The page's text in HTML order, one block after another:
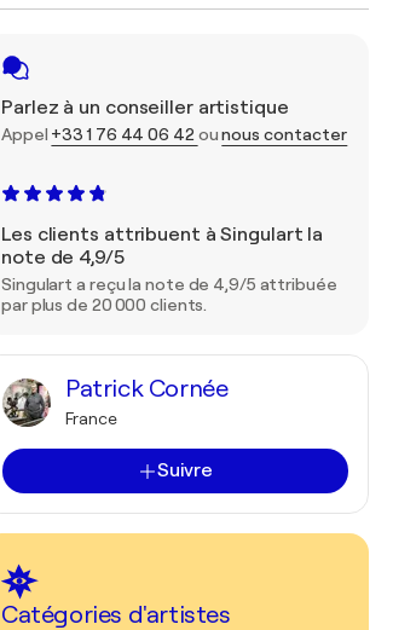
Parlez à un conseiller artistique
Appel +33 1 76 44 06 42 ounous contacter
Les clients attribuent à Singulart la
note de 4,9/5
Singulart a reçu la note de 4,9/5 attribuée
par plus de 20 000 clients.
Patrick Cornée
France
Suivre
Catégories d'artistes